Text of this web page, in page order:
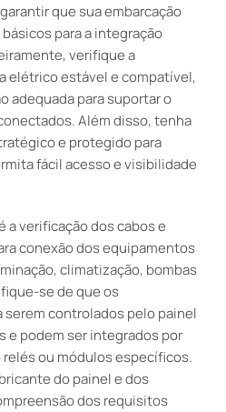
que sua embarcação
para a integração
verifique a
elétrico estável e compatível,
adequada para suportar o
Além disso, tenha
e protegido para
fácil acesso e visibilidade
verificação dos cabos e
conexão dos equipamentos
climatização, bombas
se de que os
controlados pelo painel
e podem ser integrados por
ou módulos específicos.
do painel e dos
dos requisitos